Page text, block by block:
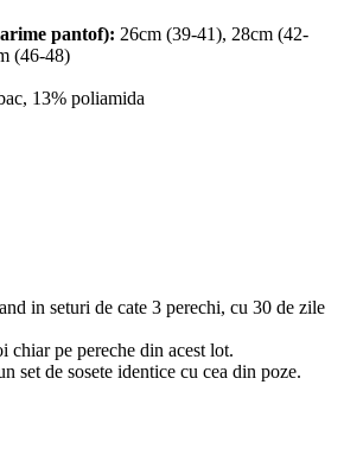
pantof): 26cm (39-41), 28cm (42-
(46-48)
13% poliamida
in seturi de cate 3 perechi, cu 30 de zile
chiar pe pereche din acest lot.
set de sosete identice cu cea din poze.